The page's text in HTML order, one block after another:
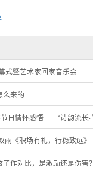
式暨艺术家回家音乐会
么来的
日情怀感悟——“诗韵流长·
雨《职场有礼，行稳致远》
作对比，是激励还是伤害？